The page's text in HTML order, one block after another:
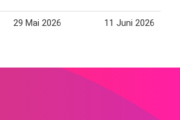
29 Mai 2026 11 Juni 2026